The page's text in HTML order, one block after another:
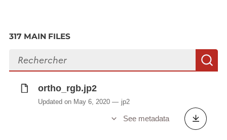
317 MAIN FILES
Search files
ortho_rgb.jp2
Updated on May 6, 2020 jp2
See metadata